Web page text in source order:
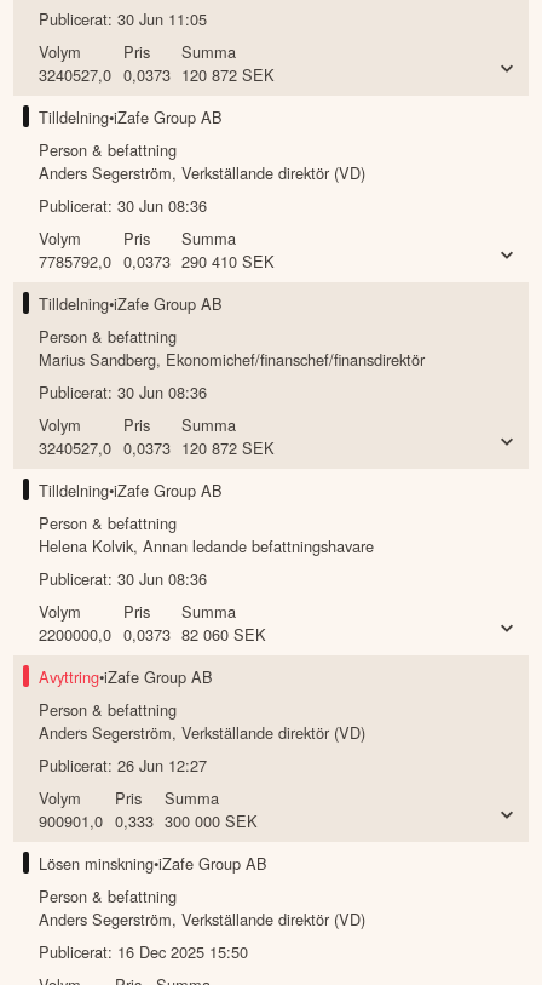
Publicerat:30 Jun 11:05
Volym
3240527,0
Pris
0,0373
Summa
120 872 SEK
Tilldelning•iZafe Group AB
Person & befattning
Anders Segerström,Verkställande direktör (VD)
Publicerat:30 Jun 08:36
Volym
7785792,0
Pris
0,0373
Summa
290 410 SEK
Tilldelning•iZafe Group AB
Person & befattning
Marius Sandberg, Ekonomichef/finanschef/finansdirektör
Publicerat:30 Jun 08:36
Volym
3240527,0
Pris
0,0373
Summa
120 872 SEK
Tilldelning•iZafe Group AB
Person & befattning
Helena Kolvik,Annan ledande befattningshavare
Publicerat:30 Jun 08:36
Volym
2200000,0
Pris
0,0373
Summa
82 060 SEK
Avyttring•iZafe Group AB
Person & befattning
Anders Segerström,Verkställande direktör (VD)
Publicerat:26 Jun 12:27
Volym
900901,0
Pris
0,333
Summa
300 000 SEK
Lösen minskning•iZafe Group AB
Person & befattning
Anders Segerström,Verkställande direktör (VD)
Publicerat: 16 Dec 2025 15:50